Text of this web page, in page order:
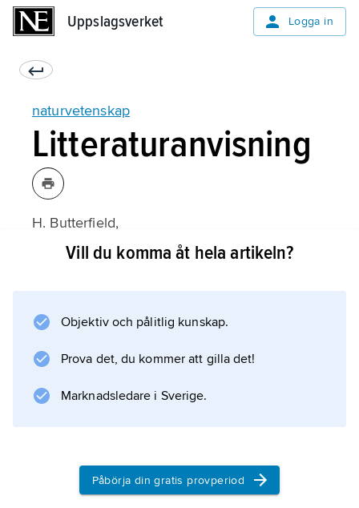
Uppslagsverket Logga in
naturvetenskap
Litteraturanvisning
H. Butterfield,
Den moderna naturvetenskapens gryning
Information om artikeln
Vill du komma åt hela artikeln?
Objektiv och pålitlig kunskap.
Prova det, du kommer att gilla det!
Marknadsledare i Sverige.
Påbörja din gratis provperiod